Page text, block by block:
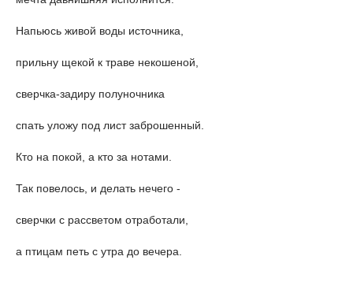
Напьюсь живой воды источника,
прильну щекой к траве некошеной,
сверчка-задиру полуночника
спать уложу под лист заброшенный.
Кто на покой, а кто за нотами.
Так повелось, и делать нечего -
сверчки с рассветом отработали,
а птицам петь с утра до вечера.